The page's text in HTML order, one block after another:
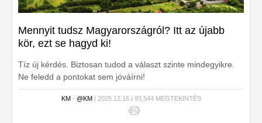
Mennyit tudsz Magyarországról? Itt az újabb
kör, ezt se hagyd ki!
Tíz új kérdés. Biztosan tudod a választ szinte mindegyikre.
Ne feledd a pontokat sem jóváírni!
KM - @KM | 2025.12.16 | 93,544 MEGTEKINTÉS